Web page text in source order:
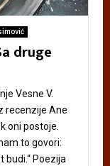
druge
Vesne V.
recenzije Ane
oni postoje.
to govori:
budi.“ Poezija